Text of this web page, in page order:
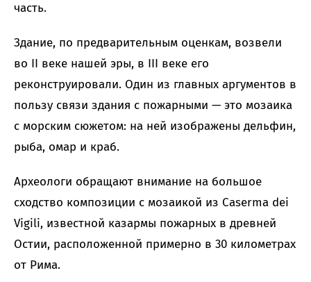
часть.
Здание, по предварительным оценкам, возвели
во II веке нашей эры, в III веке его
реконструировали. Один из главных аргументов в
пользу связи здания с пожарными — это мозаика
с морским сюжетом: на ней изображены дельфин,
рыба, омар и краб.
Археологи обращают внимание на большое
сходство композиции с мозаикой из Caserma dei
Vigili, известной казармы пожарных в древней
Остии, расположенной примерно в 30 километрах
от Рима.